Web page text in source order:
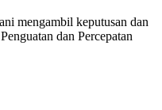
mengambil keputusan dan
dan Percepatan